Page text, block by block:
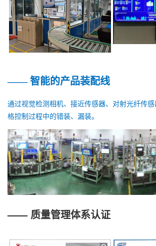
—— 智能的产品装配线
通过视觉检测相机、接近传感器、对射光纤传
格控制过程中的错装、漏装。
—— 质量管理体系认证